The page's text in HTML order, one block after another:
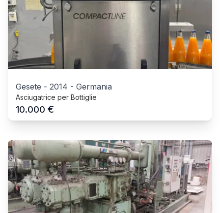
Gesete - 2014 - Germania
Asciugatrice per Bottiglie
10.000 €